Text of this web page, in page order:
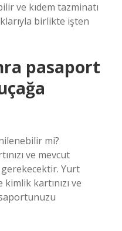
ve kıdem tazminatı
birlikte işten
pasaport
mi?
ve mevcut
Yurt
kartınızı ve